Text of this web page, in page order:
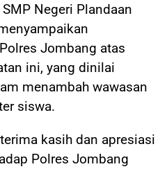
Negeri Plandaan
Jombang atas
ini, yang dinilai
menambah wawasan
siswa.
kasih dan apresiasi
Polres Jombang